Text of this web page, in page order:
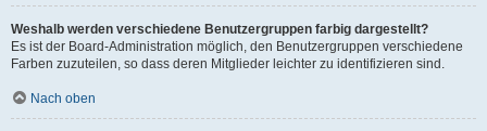
Weshalb werden verschiedene Benutzergruppen farbig dargestellt?
Es ist der Board-Administration möglich, den Benutzergruppen verschiedene
Farben zuzuteilen, so dass deren Mitglieder leichter zu identifizieren sind.
Nach oben